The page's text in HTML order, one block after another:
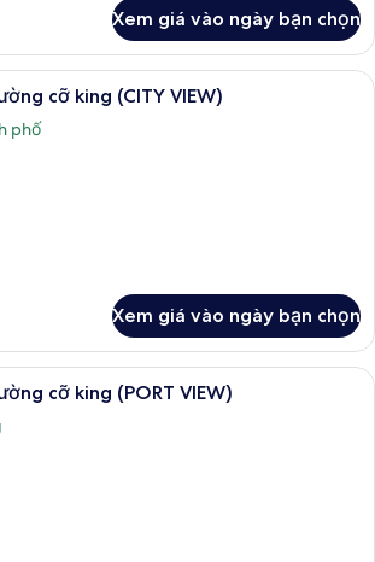
Xem giá vào ngày bạn chọn
Chăn bông, két bảo mật tại phòng,
cỡ king (CITY VIEW)
phố
Xem giá vào ngày bạn chọn
Chăn bông, két bảo mật tại phòng,
cỡ king (PORT VIEW)